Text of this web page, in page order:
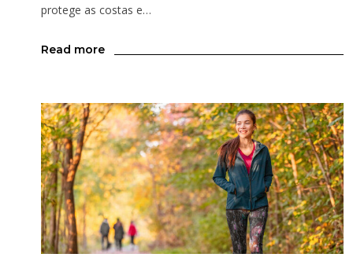
protege as costas e…
Read more